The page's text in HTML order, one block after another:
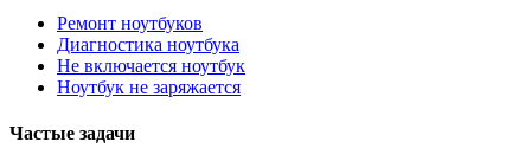
Ремонт ноутбуков
Диагностика ноутбука
Не включается ноутбук
Ноутбук не заряжается
Частые задачи